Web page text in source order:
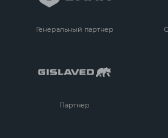
Генеральный партнер
Партнер